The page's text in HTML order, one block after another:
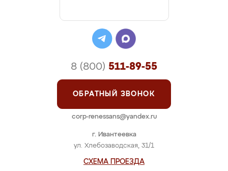
г. Ивантеевка
ул. Хлебозаводская, 31/1
СХЕМА ПРОЕЗДА
8 (800) 511-89-55
ОБРАТНЫЙ ЗВОНОК
corp-renessans@yandex.ru